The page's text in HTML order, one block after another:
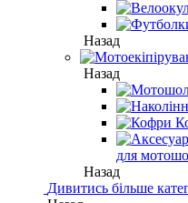
Назад
Назад
для
Назад
Дивитись більше